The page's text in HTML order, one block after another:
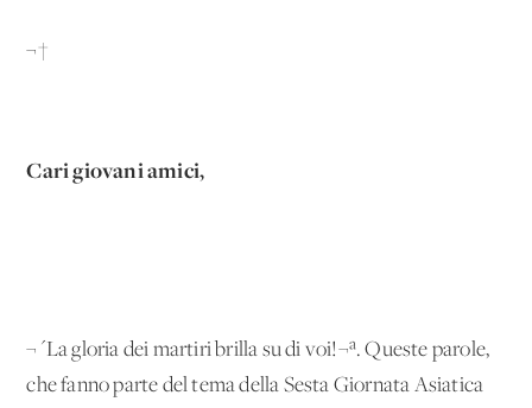
¬†
Cari giovani amici,
¬´La gloria dei martiri brilla su di voi!¬ª. Queste parole,
che fanno parte del tema della Sesta Giornata Asiatica